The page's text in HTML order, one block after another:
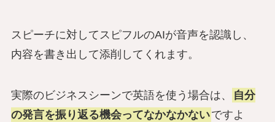
スピーチに対してスピフルのAIが音声を認識し、
内容を書き出して添削してくれます。
実際のビジネスシーンで英語を使う場合は、
自分
の発言を振り返る機会ってなかなかないですよ